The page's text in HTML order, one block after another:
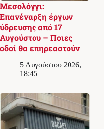
Μεσολόγγι:
Επανέναρξη έργων
ύδρευσης από 17
Αυγούστου – Ποιες
οδοί θα επηρεαστούν
5 Αυγούστου 2026,
18:45